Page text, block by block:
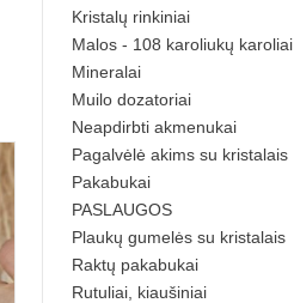
Kristalų rinkiniai
Malos - 108 karoliukų karoliai
Mineralai
Muilo dozatoriai
Neapdirbti akmenukai
Pagalvėlė akims su kristalais
Pakabukai
PASLAUGOS
Plaukų gumelės su kristalais
Raktų pakabukai
Rutuliai, kiaušiniai